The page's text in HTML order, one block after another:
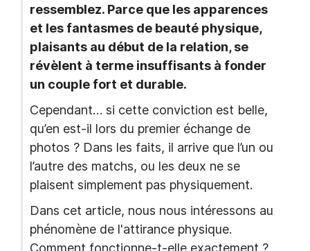
ressemblez. Parce que les apparences
et les fantasmes de beauté physique,
plaisants au début de la relation, se
révèlent à terme insuffisants à fonder
un couple fort et durable.
Cependant… si cette conviction est belle,
qu’en est-il lors du premier échange de
photos ? Dans les faits, il arrive que l’un ou
l’autre des matchs, ou les deux ne se
plaisent simplement pas physiquement.
Dans cet article, nous nous intéressons au
phénomène de l'attirance physique.
Comment fonctionne-t-elle exactement ?